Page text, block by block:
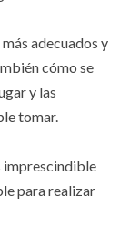
adecuados y
cómo se
y las
tomar.
imprescindible
para realizar